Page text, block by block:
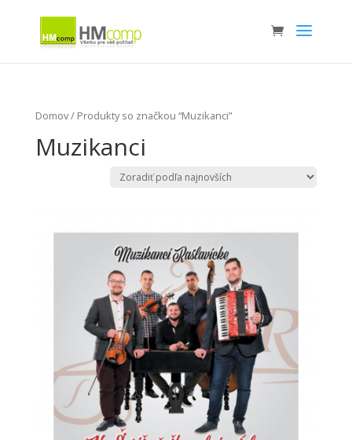
Domov/ Produkty so značkou “Muzikanci”
Muzikanci